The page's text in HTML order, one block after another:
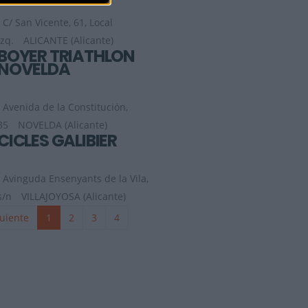
C/ San Vicente, 61, Local
Izq.
ALICANTE (Alicante)
TRIATHLON
Avenida de la Constitución,
NOVELDA (Alicante)
GALIBIER
Avinguda Ensenyants de la Vila,
n
VILLAJOYOSA (Alicante)
1 2 3 4